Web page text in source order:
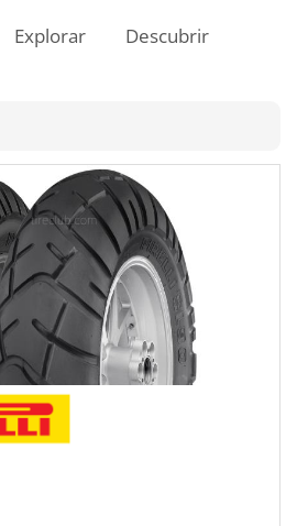
Explorar Descubrir